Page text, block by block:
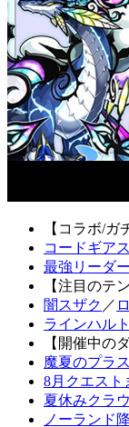
【コラボ/ガ
コードギア
最強リーダ
【注目のテ
闇スザク ／
ラインハルト
【開催中の
魔夏のプラ
8月クエスト
夏休みクラ
ノーランド